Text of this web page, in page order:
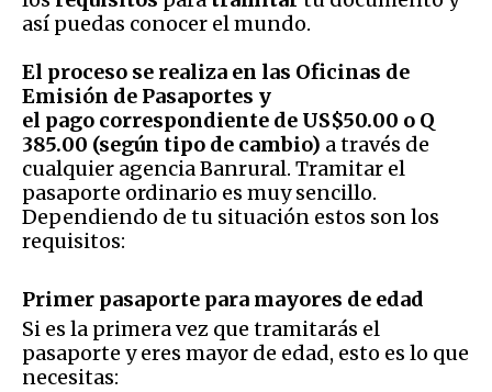
así puedas conocer el mundo.
El proceso se realiza en las Oficinas de
Emisión de Pasaportes y
el pago correspondiente de US$50.00 o Q
385.00 (según tipo de cambio) a través de
cualquier agencia Banrural. Tramitar el
pasaporte ordinario es muy sencillo.
Dependiendo de tu situación estos son los
requisitos:
Primer pasaporte para mayores de edad
Si es la primera vez que tramitarás el
pasaporte y eres mayor de edad, esto es lo que
necesitas: